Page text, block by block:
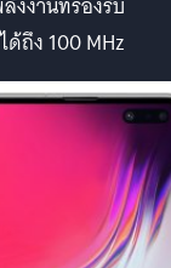
ถึง 100 MHz